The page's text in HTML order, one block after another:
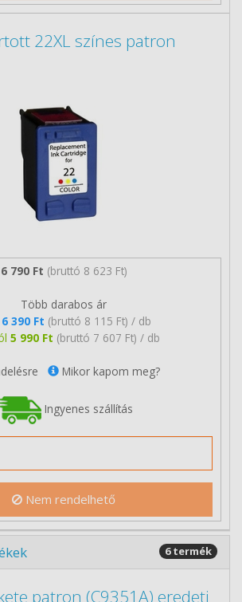
22XL színes patron
6 790 Ft (bruttó 8 623 Ft)
Több darabos ár
6 390 Ft (bruttó 8 115 Ft) / db
5 990 Ft (bruttó 7 607 Ft) / db
Mikor kapom meg?
Ingyenes szállítás
Nem rendelhető
6 termék
patron (C9351A) eredeti